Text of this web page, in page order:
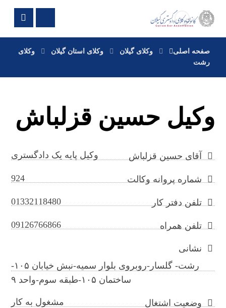
صفحه اصلی وکلای گیلان وکلای استان گیلان
وکلای
رشت
وکیل حسین قزلباش
آقای حسین قزلباش وکیل پایه یک دادگستری
شماره پروانه وکالت 924
تلفن دفتر کار 01332118480
تلفن همراه 09126766866
نشانی
رشت- گلسار-روبروی بلوار سمیه-نبش خیابان ۱۰۵-
ساختمان ۱۰۵-طبقه سوم-واحد ۹
وضعیت اشتغال مشغول به کار